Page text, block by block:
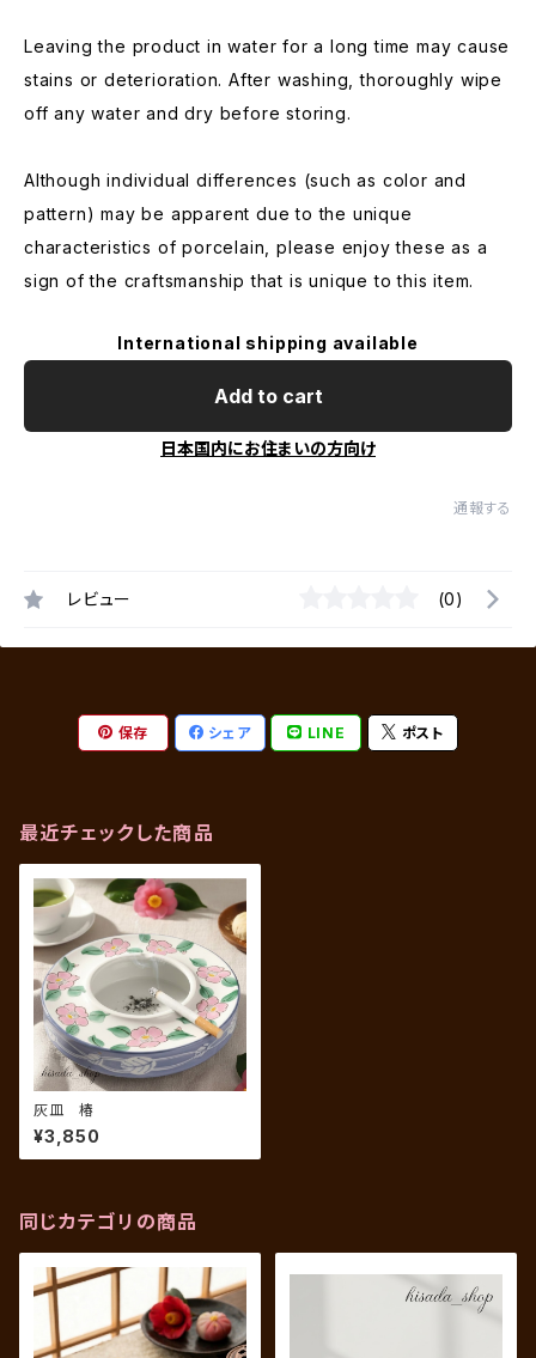
Leaving the product in water for a long time may cause
stains or deterioration. After washing, thoroughly wipe
off any water and dry before storing.
Although individual differences (such as color and
pattern) may be apparent due to the unique
characteristics of porcelain, please enjoy these as a
sign of the craftsmanship that is unique to this item.
International shipping available
Add to cart
日本国内にお住まいの方向け
通報する
レビュー (0)
保存 シェア LINE ポスト
最近チェックした商品
灰皿 椿
¥3,850
同じカテゴリの商品